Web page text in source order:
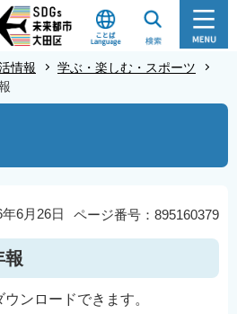
情報
学ぶ・楽しむ・スポーツ
ページ番号：895160379
6月26日
報
ンロードできます。